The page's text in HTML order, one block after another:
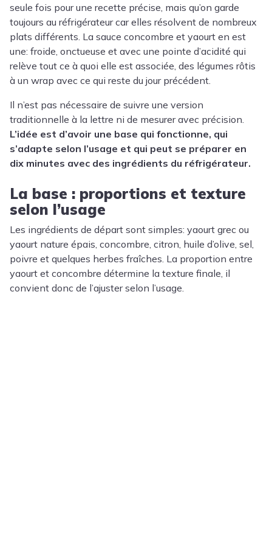
seule fois pour une recette précise, mais qu’on garde
toujours au réfrigérateur car elles résolvent de nombreux
plats différents. La sauce concombre et yaourt en est
une: froide, onctueuse et avec une pointe d’acidité qui
relève tout ce à quoi elle est associée, des légumes rôtis
à un wrap avec ce qui reste du jour précédent.
Il n’est pas nécessaire de suivre une version
traditionnelle à la lettre ni de mesurer avec précision.
L’idée est d’avoir une base qui fonctionne, qui
s’adapte selon l’usage et qui peut se préparer en
dix minutes avec des ingrédients du réfrigérateur.
La base : proportions et texture
selon l’usage
Les ingrédients de départ sont simples: yaourt grec ou
yaourt nature épais, concombre, citron, huile d’olive, sel,
poivre et quelques herbes fraîches. La proportion entre
yaourt et concombre détermine la texture finale, il
convient donc de l’ajuster selon l’usage.